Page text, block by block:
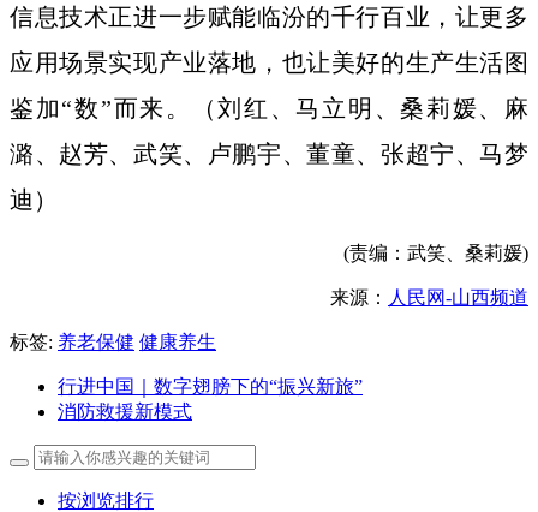
信息技术正进一步赋能临汾的千行百业，让更多
应用场景实现产业落地，也让美好的生产生活图
鉴加“数”而来。（刘红、马立明、桑莉媛、麻
潞、赵芳、武笑、卢鹏宇、董童、张超宁、马梦
迪）
(责编：武笑、桑莉媛)
来源： 人民网-山西频道
标签: 养老保健 健康养生
行进中国｜数字翅膀下的“振兴新旅”
消防救援新模式
按浏览排行